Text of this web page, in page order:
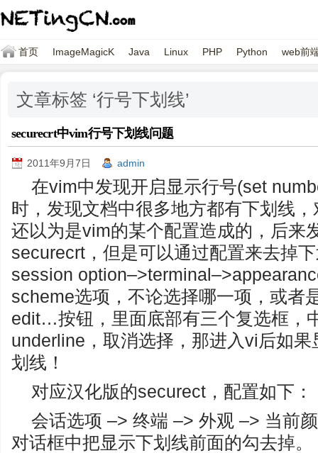
首页 ImageMagicK Java Linux PHP Python web前
文章标签 ‘行号下划线’
securecrt中vim行号下划线问题
2011年9月7日 admin
在vim中发现开启显示行号(set
时，发现文档中很多地方都有下划线
还以为是vim的某个配置造成的，后来
securecrt，但是可以通过配置来去掉
session
scheme选项，不论选择哪一项，或者
edit…按钮，里面底部有三个复选框，
underline，取消选择，那进入vi后如
划线！
对应汉化版的securect，配置如下：
会话选项 –> 终端 –> 外观 –> 当前
对话框中把显示下划线前面的勾去掉。